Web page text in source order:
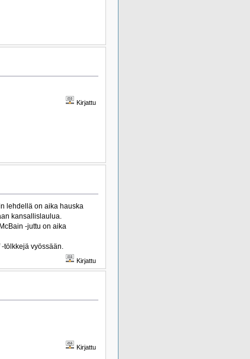
Kirjattu
lehdellä on aika hauska
kansallislaulua.
-juttu on aika
tölkkejä vyössään.
Kirjattu
Kirjattu